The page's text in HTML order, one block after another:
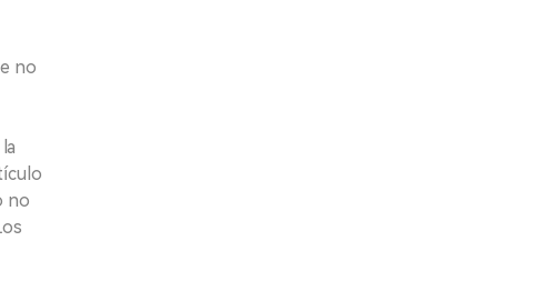
no
no